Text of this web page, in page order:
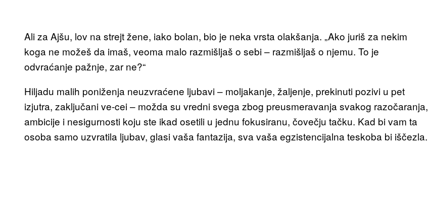
Ali za Ajšu, lov na strejt žene, iako bolan, bio je neka vrsta olakšanja. „Ako juriš za nekim
koga ne možeš da imaš, veoma malo razmišljaš o sebi – razmišljaš o njemu. To je
odvraćanje pažnje, zar ne?“
Hiljadu malih poniženja neuzvraćene ljubavi – moljakanje, žaljenje, prekinuti pozivi u pet
izjutra, zaključani ve-cei – možda su vredni svega zbog preusmeravanja svakog razočaranja,
ambicije i nesigurnosti koju ste ikad osetili u jednu fokusiranu, čovečju tačku. Kad bi vam ta
osoba samo uzvratila ljubav, glasi vaša fantazija, sva vaša egzistencijalna teskoba bi iščezla.